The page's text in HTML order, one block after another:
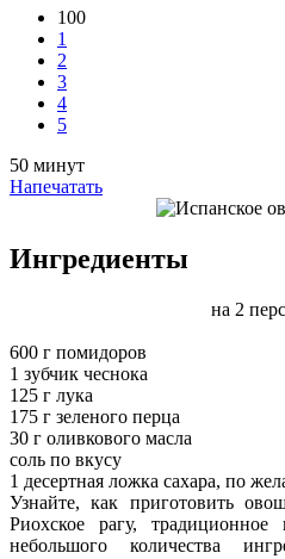
100
1
2
3
4
5
50 минут
Напечатать
Ингредиенты
на 2
600 г помидоров
1 зубчик чеснока
125 г лука
175 г зеленого перца
30 г оливкового масла
соль по вкусу
1 десертная ложка сахара, по
Узнайте, как приготовить
Риохское рагу,
небольшого количества